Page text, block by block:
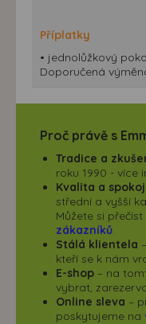
Příplatky
• jednolůžkový
Doporučená
Proč právě s
Tradice a
roku 1990 - více
Kvalita a
střední a vyšší
Můžete si
zákazníků
Stálá klientela
kteří se k nám
E-shop – na
vybrat,
Online sleva –
poskytujeme na